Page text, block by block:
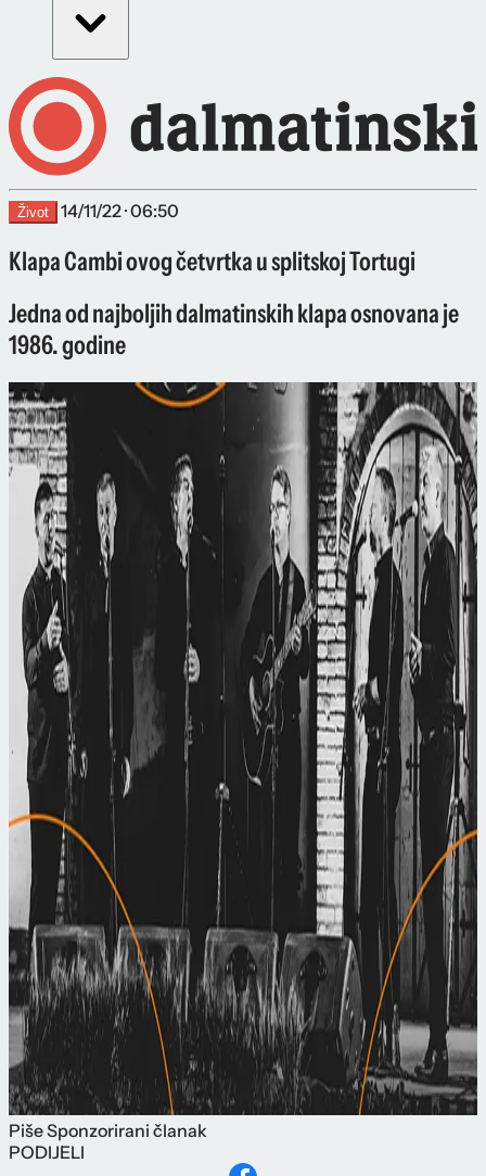
Život 14/11/22 · 06:50
Klapa Cambi ovog četvrtka u splitskoj Tortugi
Jedna od najboljih dalmatinskih klapa osnovana je
1986. godine
PišeSponzorirani članak
PODIJELI